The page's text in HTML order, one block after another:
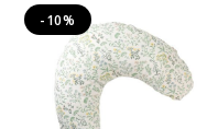
-10%